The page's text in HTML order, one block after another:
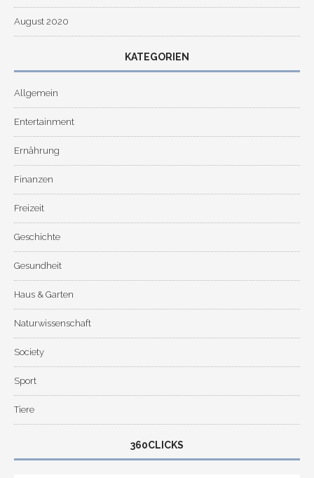
August 2020
KATEGORIEN
Allgemein
Entertainment
Ernährung
Finanzen
Freizeit
Geschichte
Gesundheit
Haus & Garten
Naturwissenschaft
Society
Sport
Tiere
360CLICKS